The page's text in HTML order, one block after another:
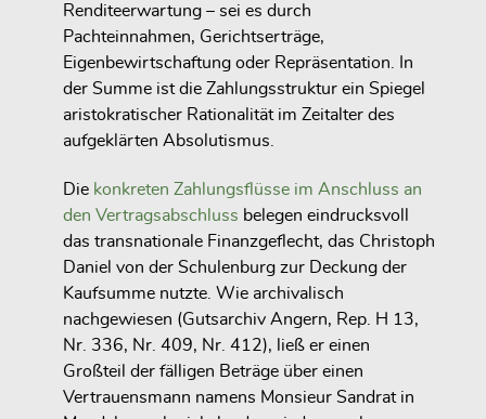
Renditeerwartung – sei es durch
Pachteinnahmen, Gerichtserträge,
Eigenbewirtschaftung oder Repräsentation. In
der Summe ist die Zahlungsstruktur ein Spiegel
aristokratischer Rationalität im Zeitalter des
aufgeklärten Absolutismus.
Die konkreten Zahlungsflüsse im Anschluss an
den Vertragsabschluss belegen eindrucksvoll
das transnationale Finanzgeflecht, das Christoph
Daniel von der Schulenburg zur Deckung der
Kaufsumme nutzte. Wie archivalisch
nachgewiesen (Gutsarchiv Angern, Rep. H 13,
Nr. 336, Nr. 409, Nr. 412), ließ er einen
Großteil der fälligen Beträge über einen
Vertrauensmann namens Monsieur Sandrat in